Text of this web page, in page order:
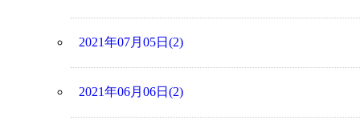
2021年07月05日(2)
2021年06月06日(2)